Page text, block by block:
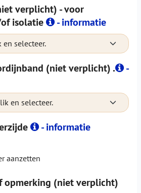
verplicht) - voor
isolatie
- informatie
en selecteer.
(niet verplicht) .
-
en selecteer.
- informatie
aanzetten
opmerking (niet verplicht)